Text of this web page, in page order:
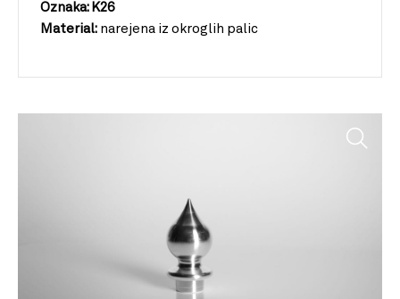
Oznaka: K26
Material: narejena iz okroglih palic